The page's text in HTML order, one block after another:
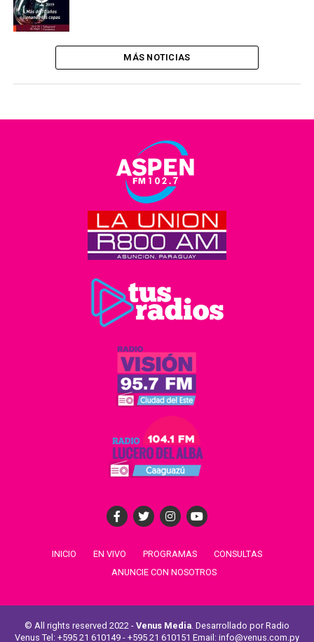
MÁS NOTICIAS
INICIO EN VIVO PROGRAMAS
CONSULTAS
ANUNCIE CON NOSOTROS
© All rights reserved 2022 - Venus Media. Desarrollado por Radio
Venus Tel: +595 21 610149 - +595 21 610151 Email: info@venus.com.py